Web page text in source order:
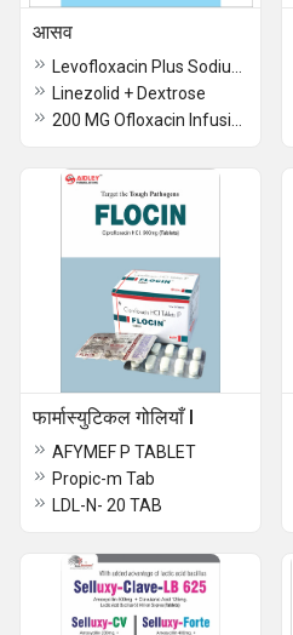
आसव
Linezolid + Dextrose
फार्मास्युटिकल गोलियाँ I
AFYMEF P TABLET
Propic-m Tab
LDL-N- 20 TAB